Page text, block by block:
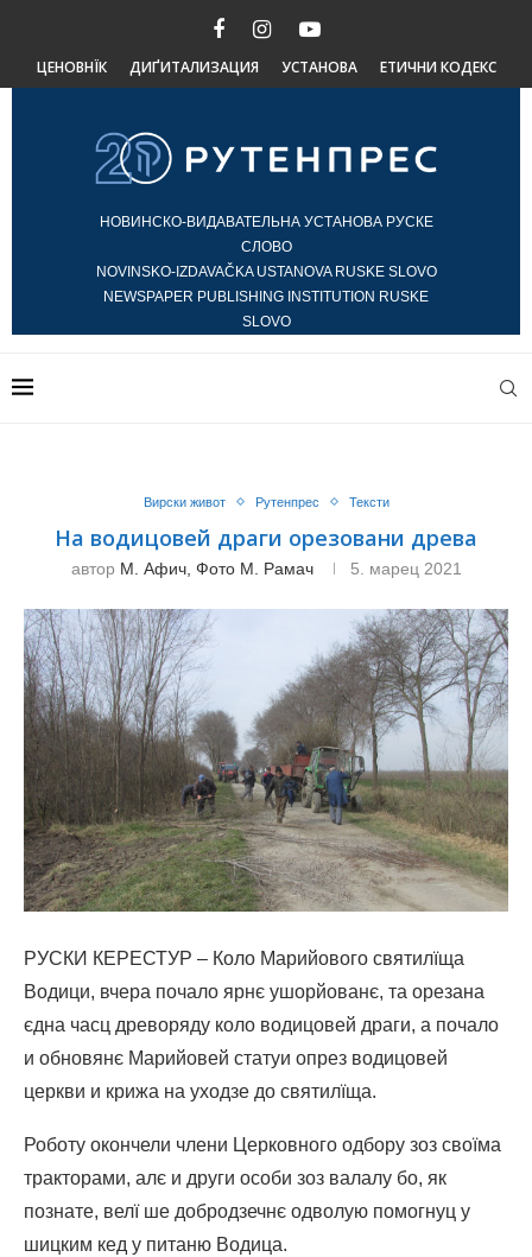
ЦЕНОВНЇК ДИҐИТАЛИЗАЦИЯ УСТАНОВА ЕТИЧНИ КОДЕКС
НОВИНСКО-ВИДАВАТЕЛЬНА УСТАНОВА РУСКЕ
СЛОВО
NOVINSKO-IZDAVAČKA USTANOVA RUSKE SLOVO
NEWSPAPER PUBLISHING INSTITUTION RUSKE
SLOVO
Вирски живот Рутенпрес Тексти
На водицовей драги орезовани древа
автор М. Афич, Фото М. Рамач 5. марец 2021
РУСКИ КЕРЕСТУР – Коло Марийового святилїща
Водици, вчера почало ярнє ушорйованє, та орезана
єдна часц древоряду коло водицовей драги, а почало
и обновянє Марийовей статуи опрез водицовей
церкви и крижа на уходзе до святилїща.
Роботу окончели члени Церковного одбору зоз своїма
тракторами, алє и други особи зоз валалу бо, як
познате, велї ше добродзечнє одволую помогнуц у
шицким кед у питаню Водица.